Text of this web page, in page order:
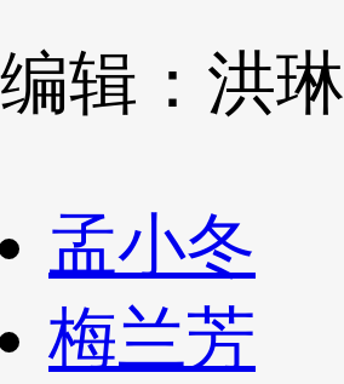
编辑：洪琳
孟小冬
梅兰芳